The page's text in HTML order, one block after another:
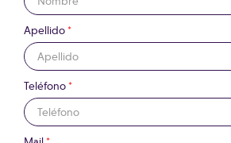
Apellido *
Teléfono *